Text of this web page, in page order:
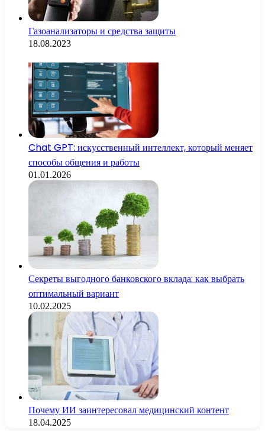
Газоанализаторы и средства защиты
18.08.2023
Chat GPT: искусственный интеллект, который меняет
способы общения и работы
01.01.2026
Секреты выгодного банковского вклада: как выбрать
оптимальный вариант
10.02.2025
Почему ИИ заинтересовал медицинский контент
18.04.2025